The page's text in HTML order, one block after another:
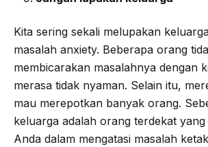
Kita sering sekali melupakan
masalah anxiety. Beberapa orang
membicarakan masalahnya dengan
merasa tidak nyaman. Selain itu,
mau merepotkan banyak orang.
keluarga adalah orang terdekat
Anda dalam mengatasi masalah